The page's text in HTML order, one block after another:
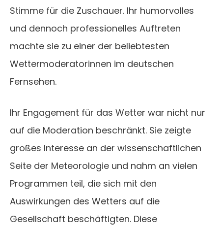
Stimme für die Zuschauer. Ihr humorvolles
und dennoch professionelles Auftreten
machte sie zu einer der beliebtesten
Wettermoderatorinnen im deutschen
Fernsehen.
Ihr Engagement für das Wetter war nicht nur
auf die Moderation beschränkt. Sie zeigte
großes Interesse an der wissenschaftlichen
Seite der Meteorologie und nahm an vielen
Programmen teil, die sich mit den
Auswirkungen des Wetters auf die
Gesellschaft beschäftigten. Diese